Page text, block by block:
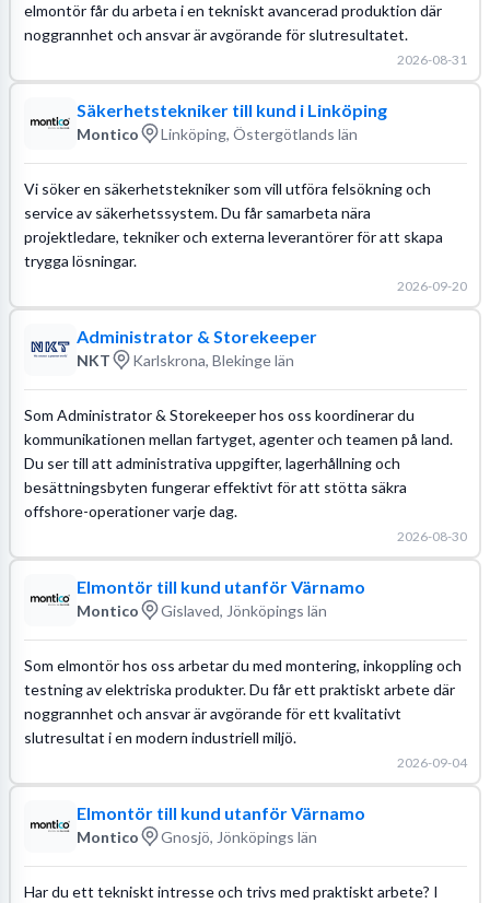
elmontör får du arbeta i en tekniskt avancerad produktion där
noggrannhet och ansvar är avgörande för slutresultatet.
2026-08-31
Säkerhetstekniker till kund i Linköping
Montico Linköping, Östergötlands län
Vi söker en säkerhetstekniker som vill utföra felsökning och
service av säkerhetssystem. Du får samarbeta nära
projektledare, tekniker och externa leverantörer för att skapa
trygga lösningar.
2026-09-20
Administrator & Storekeeper
NKT Karlskrona, Blekinge län
Som Administrator & Storekeeper hos oss koordinerar du
kommunikationen mellan fartyget, agenter och teamen på land.
Du ser till att administrativa uppgifter, lagerhållning och
besättningsbyten fungerar effektivt för att stötta säkra
offshore-operationer varje dag.
2026-08-30
Elmontör till kund utanför Värnamo
Montico Gislaved, Jönköpings län
Som elmontör hos oss arbetar du med montering, inkoppling och
testning av elektriska produkter. Du får ett praktiskt arbete där
noggrannhet och ansvar är avgörande för ett kvalitativt
slutresultat i en modern industriell miljö.
2026-09-04
Elmontör till kund utanför Värnamo
Montico Gnosjö, Jönköpings län
Har du ett tekniskt intresse och trivs med praktiskt arbete? I